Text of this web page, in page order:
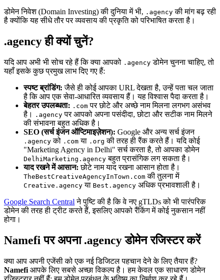
डोमेन निवेश (Domain Investing) की दुनिया में भी, .agency की मांग बढ़ रही
है क्योंकि यह सीधे तौर पर व्यवसाय की प्रकृति को परिभाषित करता है।
.agency ही क्यों चुनें?
यदि आप अभी भी सोच रहे हैं कि क्या आपको .agency डोमेन चुनना चाहिए, तो
यहाँ इसके कुछ प्रमुख लाभ दिए गए हैं:
स्पष्ट ब्रांडिंग: जैसे ही कोई आपका URL देखता है, उन्हें पता चल जाता
है कि आप एक सेवा-आधारित व्यवसाय हैं। यह विश्वास पैदा करता है।
बेहतर उपलब्धता: .com पर छोटे और अच्छे नाम मिलना लगभग असंभव
है।
.agency पर आपको अपना पसंदीदा, छोटा और सटीक नाम मिलने
की संभावना बहुत अधिक है।
SEO (सर्च इंजन ऑप्टिमाइज़ेशन): Google और अन्य सर्च इंजन
.agency को .com या .org की तरह ही रैंक करते हैं। यदि कोई
"Marketing Agency in Delhi" सर्च करता है, तो आपका डोमेन
DelhiMarketing.agency बहुत प्रासंगिक लग सकता है।
याद रखने में आसान: छोटे नाम याद रखना आसान होता है।
TheBestCreativeAgencyInTown.com की तुलना में
Creative.agency या Best.agency अधिक प्रभावशाली है।
Google Search Central ने पुष्टि की है कि वे नए gTLDs को भी पारंपरिक
डोमेन की तरह ही ट्रीट करते हैं, इसलिए आपको रैंकिंग में कोई नुकसान नहीं
होगा।
Namefi पर अपना .agency डोमेन रजिस्टर करें
क्या आप अपनी एजेंसी को एक नई डिजिटल पहचान देने के लिए तैयार हैं?
Namefi आपके लिए सबसे अच्छा विकल्प है। हम केवल एक साधारण डोमेन